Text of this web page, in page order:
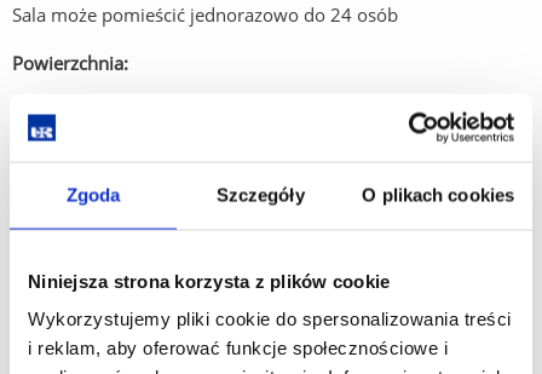
Zgoda Szczegóły O plikach cookies
Niniejsza strona korzysta z plików cookie
Wykorzystujemy pliki cookie do spersonalizowania treści
i reklam, aby oferować funkcje społecznościowe i
Sala może pomieścić jednorazowo do 24 osób
Powierzchnia:
36,60 m²
rzutnik
tel.: +48 17 872 15 81
e-mail:sekretariat@archeologia.rzeszow.pl
archeologia.ch@ur.edu.pl